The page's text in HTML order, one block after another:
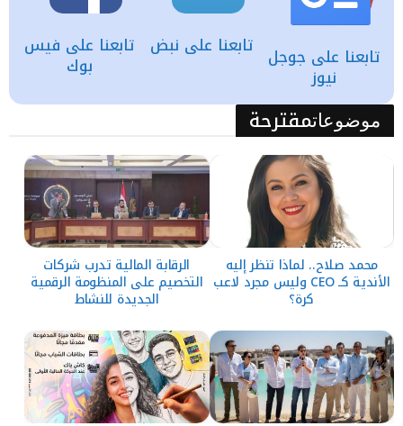
تابعنا على فيس
بوك
تابعنا على نبض تابعنا على جوجل
نيوز
موضوعاتمقترحة
محمد صلاح.. لماذا تنظر إليه
الأندية كـ CEO وليس مجرد لاعب
كرة؟
الرقابة المالية تدرب شركات
التخصيم على المنظومة الرقمية
الجديدة للنشاط